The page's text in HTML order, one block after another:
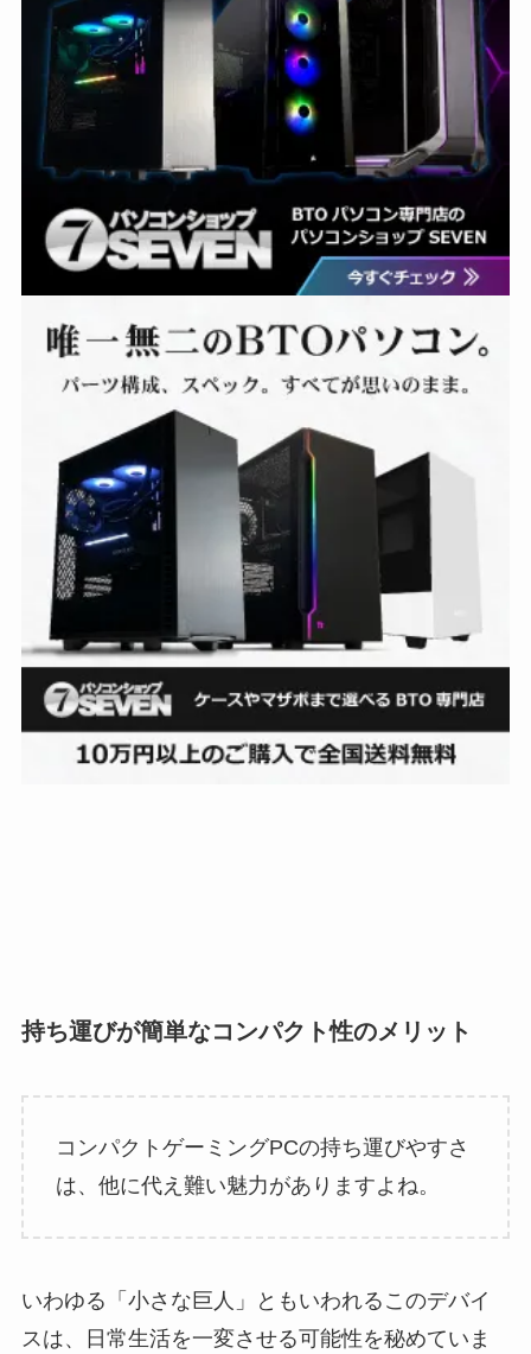
持ち運びが簡単なコンパクト性のメリット
コンパクトゲーミングPCの持ち運びやすさ
は、他に代え難い魅力がありますよね。
いわゆる「小さな巨人」ともいわれるこのデバイ
スは、日常生活を一変させる可能性を秘めていま